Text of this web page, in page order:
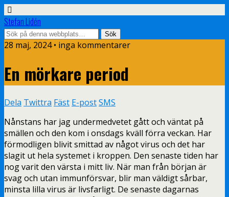
Stefan Lidén
28 maj, 2024 • inga kommentarer
En mörkare period
Dela Twittra Fäst E-postSMS
Nånstans har jag undermedvetet gått och väntat på
smällen och den kom i onsdags kväll förra veckan. Har
förmodligen blivit smittad av något virus och det har
slagit ut hela systemet i kroppen. Den senaste tiden har
nog varit den värsta i mitt liv. När man från början är
svag och utan immunförsvar, blir man väldigt sårbar,
minsta lilla virus är livsfarligt. De senaste dagarnas